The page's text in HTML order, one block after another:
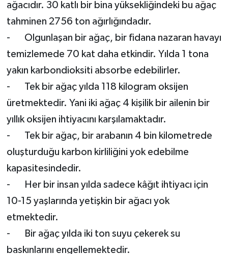
ağacıdır. 30 katlı bir bina yüksekliğindeki bu ağaç
tahminen 2756 ton ağırlığındadır.
- Olgunlaşan bir ağaç, bir fidana nazaran havayı
temizlemede 70 kat daha etkindir. Yılda 1 tona
yakın karbondioksiti absorbe edebilirler.
- Tek bir ağaç yılda 118 kilogram oksijen
üretmektedir. Yani iki ağaç 4 kişilik bir ailenin bir
yıllık oksijen ihtiyacını karşılamaktadır.
- Tek bir ağaç, bir arabanın 4 bin kilometrede
oluşturduğu karbon kirliliğini yok edebilme
kapasitesindedir.
- Her bir insan yılda sadece kâğıt ihtiyacı için
10-15 yaşlarında yetişkin bir ağacı yok
etmektedir.
- Bir ağaç yılda iki ton suyu çekerek su
baskınlarını engellemektedir.